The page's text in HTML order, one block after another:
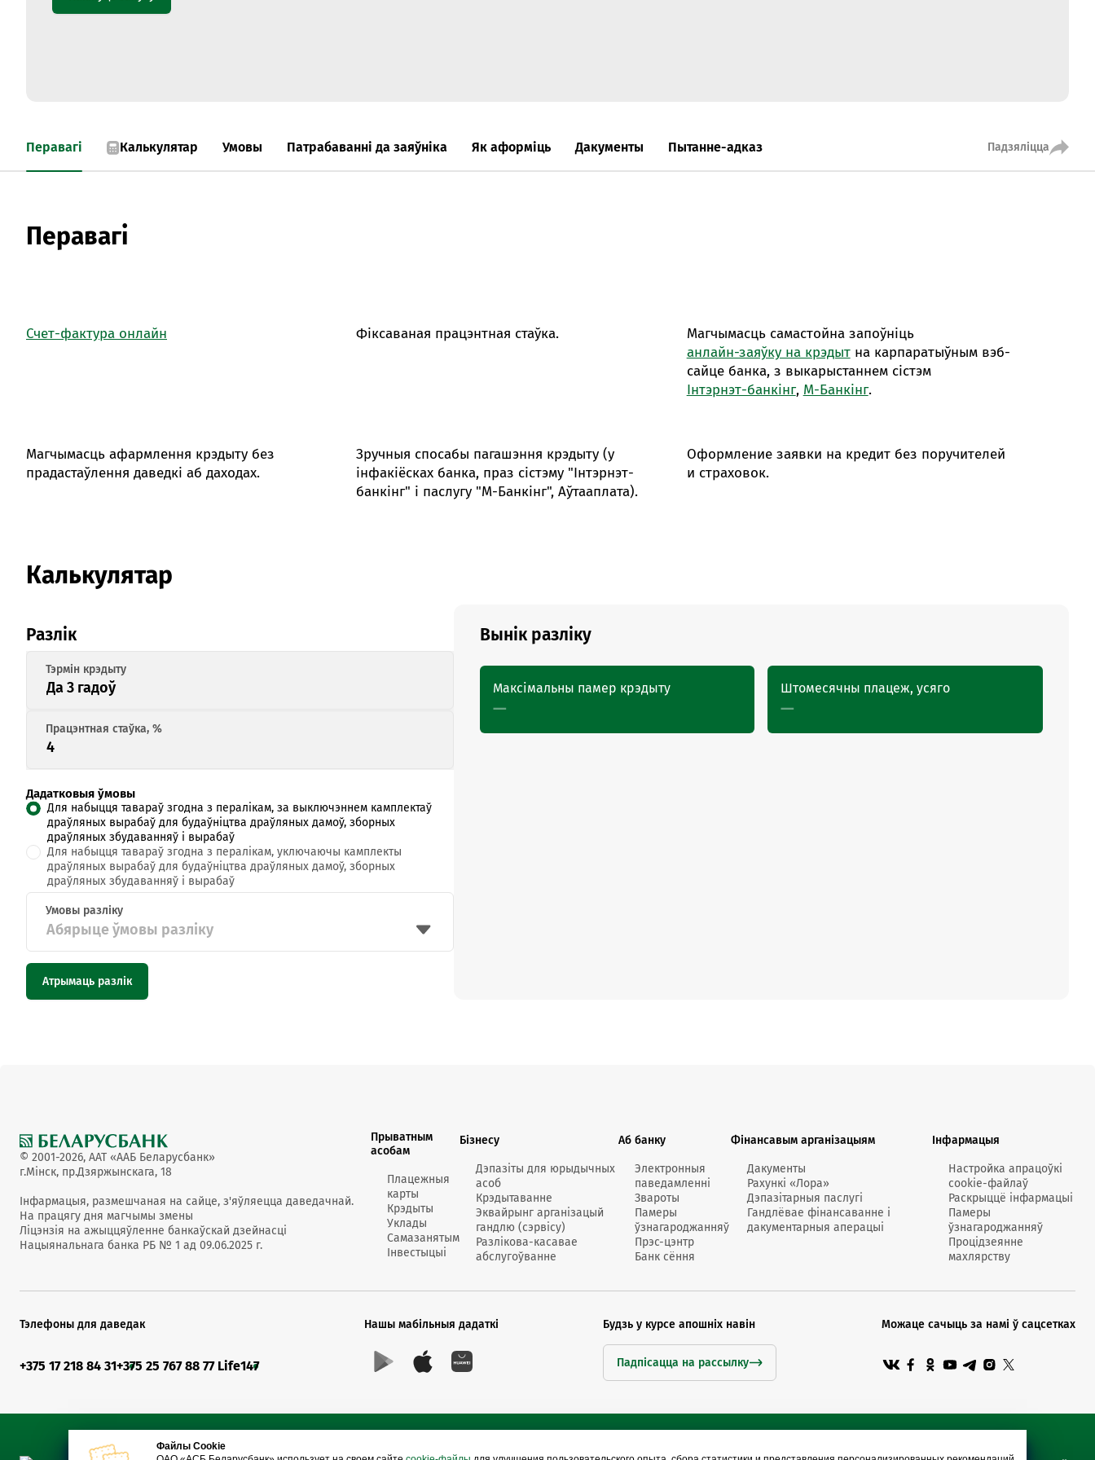
Кантакты
Перавагі Калькулятар Умовы Патрабаванні да заяўніка Як аформіць Дакументы Пытанне-адказ Падзяліцца
Перавагі
Счет-фактура онлайн Фіксаваная працэнтная стаўка.
Магчымасць самастойна запоўніць
анлайн-заяўку на крэдытна карпаратыўным вэб-
сайце банка, з выкарыстаннем сістэм
Інтэрнэт-банкінг, М-Банкінг.
Магчымасць афармлення крэдыту без
прадастаўлення даведкі аб даходах.
Зручныя спосабы пагашэння крэдыту (у
інфакіёсках банка, праз сістэму "Інтэрнэт-
банкінг" і паслугу "М-Банкінг", Аўтааплата).
Оформление заявки на кредит без поручителей
и страховок.
Калькулятар
Разлік
Дадатковыя ўмовы
Для набыцця тавараў згодна з пералікам, за выключэннем камплектаў
драўляных вырабаў для будаўніцтва драўляных дамоў, зборных
драўляных збудаванняў і вырабаў
Для набыцця тавараў згодна з пералікам, уключаючы камплекты
драўляных вырабаў для будаўніцтва драўляных дамоў, зборных
драўляных збудаванняў і вырабаў
Абярыце ўмовы разліку
Атрымаць разлік
Вынік разліку
Максімальны памер крэдыту
—
Штомесячны плацеж, усяго
—
© 2001-2026, ААТ «ААБ Беларусбанк»
г.Мінск, пр.Дзяржынскага, 18
Інфармацыя, размешчаная на сайце, з'яўляецца даведачнай.
На працягу дня магчымы змены
Ліцэнзія на ажыццяўленне банкаўскай дзейнасці
Нацыянальнага банка РБ № 1 ад 09.06.2025 г.
Прыватным
асобам
Плацежныя
карты
Крэдыты
Уклады
Самазанятым
Інвестыцыі
Бізнесу
Дэпазіты для юрыдычных
асоб
Крэдытаванне
Эквайрынг арганізацый
гандлю (сэрвісу)
Разлікова-касавае
абслугоўванне
Аб банку
Электронныя
паведамленні
Звароты
Памеры
ўзнагароджанняў
Прэс-цэнтр
Банк сёння
Фінансавым арганізацыям
Дакументы
Рахункі «Лора»
Дэпазітарныя паслугі
Гандлёвае фінансаванне і
дакументарныя аперацыі
Інфармацыя
Настройка апрацоўкі
cookie-файлаў
Раскрыццё інфармацыі
Памеры
ўзнагароджанняў
Процідзеянне
махлярству
Тэлефоны для даведак
+375 17 218 84 31+375 25 767 88 77 Life147
Нашы мабільныя дадаткі Будзь у курсе апошніх навін
Падпісацца на рассылку
Можаце сачыць за намі ў сацсетках
Файлы Cookie